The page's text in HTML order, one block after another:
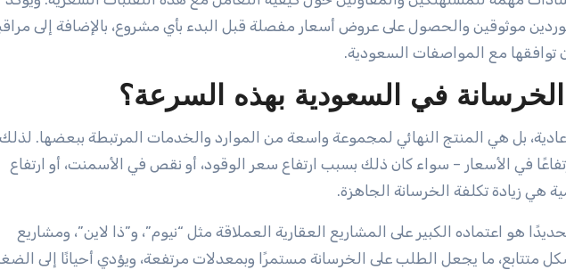
موثوقين والحصول على عروض أسعار مفصلة قبل البدء بأي مشروع، بالإضافة إلى
مع المواصفات السعودية.
الخرسانة في السعودية بهذه السرعة؟
بل هي المنتج النهائي لمجموعة واسعة من الموارد والخدمات المرتبطة ببعضها.
في الأسعار – سواء كان ذلك بسبب ارتفاع سعر الوقود، أو نقص في الأسمنت، أو ارتفاع
هي زيادة تكلفة الخرسانة الجاهزة.
هو اعتماده الكبير على المشاريع العقارية العملاقة مثل “نيوم”، و”ذا لاين”، ومشاريع
متتابع، ما يجعل الطلب على الخرسانة مستمرًا وبمعدلات مرتفعة، ويؤدي أحيانًا إلى